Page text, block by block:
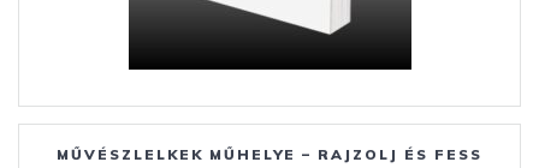
MŰVÉSZLELKEK MŰHELYE – RAJZOLJ ÉS FESS